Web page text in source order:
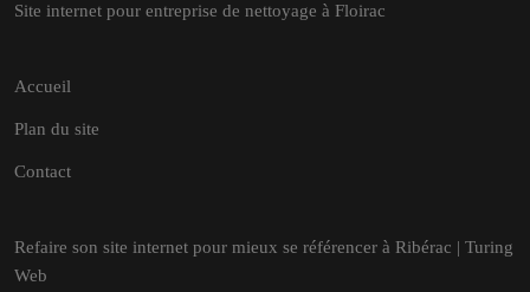
Site internet pour entreprise de nettoyage à Floirac
Accueil
Plan du site
Contact
Refaire son site internet pour mieux se référencer à Ribérac | Turing
Web